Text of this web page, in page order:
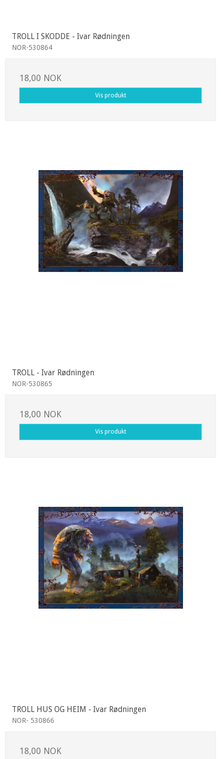
TROLL I SKODDE - Ivar Rødningen
NOR-530864
18,00 NOK
Vis produkt
TROLL - Ivar Rødningen
NOR-530865
18,00 NOK
Vis produkt
TROLL HUS OG HEIM - Ivar Rødningen
NOR- 530866
18,00 NOK